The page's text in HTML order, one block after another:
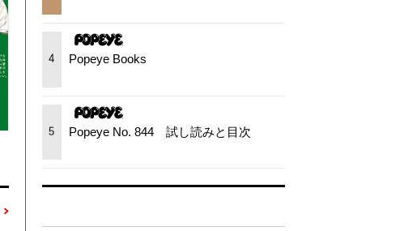
4 Popeye Books
5 Popeye No. 844 試し読みと目次